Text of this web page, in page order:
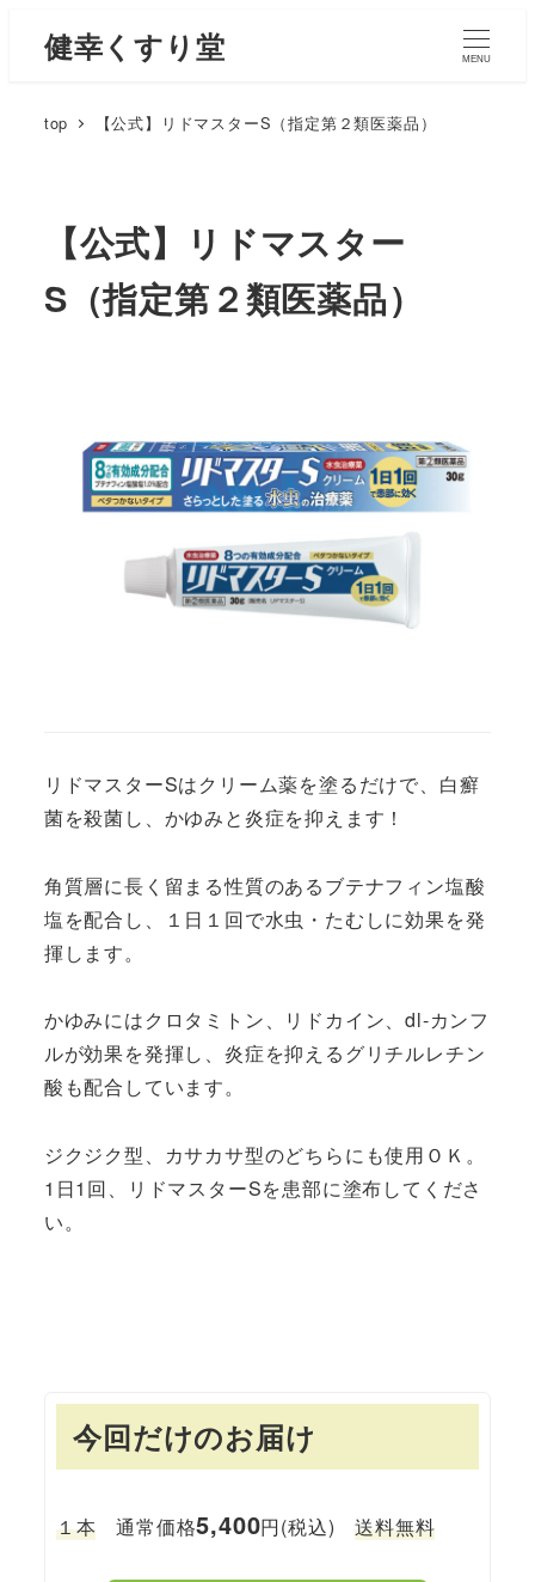
健幸くすり堂 MENU
top 【公式】リドマスターS（指定第２類医薬品）
【公式】リドマスター
S（指定第２類医薬品）
リドマスターSはクリーム薬を塗るだけで、白癬
菌を殺菌し、かゆみと炎症を抑えます！
角質層に長く留まる性質のあるブテナフィン塩酸
塩を配合し、１日１回で水虫・たむしに効果を発
揮します。
かゆみにはクロタミトン、リドカイン、dl-カンフ
ルが効果を発揮し、炎症を抑えるグリチルレチン
酸も配合しています。
ジクジク型、カサカサ型のどちらにも使用ＯＫ。
1日1回、リドマスターSを患部に塗布してくださ
い。
今回だけのお届け
１本 通常価格5,400円(税込)送料無料